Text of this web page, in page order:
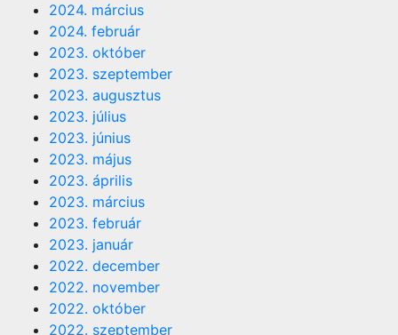
2024. március
2024. február
2023. október
2023. szeptember
2023. augusztus
2023. július
2023. június
2023. május
2023. április
2023. március
2023. február
2023. január
2022. december
2022. november
2022. október
2022. szeptember